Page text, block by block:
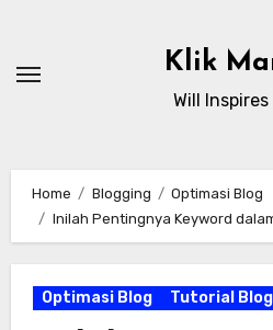
content
Klik
Will Inspires
Home Blogging
Optimasi Blog
Inilah Pentingnya Keyword
Optimasi Blog Tutorial Blog